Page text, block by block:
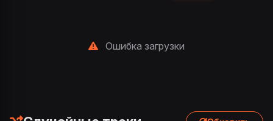
Ошибка загрузки